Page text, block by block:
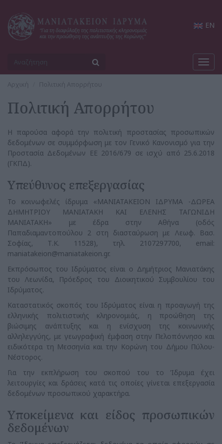
EN
Αρχική Πολιτική Απορρήτου
Πολιτική Απορρήτου
H παρούσα αφορά την πολιτική προστασίας προσωπικών
δεδομένων σε συμμόρφωση με τον Γενικό Κανονισμό για την
Προστασία Δεδομένων ΕΕ 2016/679 σε ισχύ από 25.6.2018
(ΓΚΠΔ).
Υπεύθυνος επεξεργασίας
Το κοινωφελές ίδρυμα «ΜΑΝΙΑΤΑΚΕΙΟΝ ΙΔΡΥΜΑ -ΔΩΡΕΑ
ΔΗΜΗΤΡΙΟΥ ΜΑΝΙΑΤΑΚΗ ΚΑΙ ΕΛΕΝΗΣ ΤΑΓΩΝΙΔΗ
ΜΑΝΙΑΤΑΚΗ» με έδρα στην Αθήνα (οδός
Παπαδιαμαντοπούλου 2 στη διασταύρωση με Λεωφ. Βασ.
Σοφίας, Τ.Κ. 11528), τηλ. 2107297700, email:
maniatakeion@maniatakeion.gr.
Εκπρόσωπος του Ιδρύματος είναι ο Δημήτριος Μανιατάκης
του Λεωνίδα, Πρόεδρος του Διοικητικού Συμβουλίου του
Ιδρύματος.
Καταστατικός σκοπός του Ιδρύματος είναι η προαγωγή της
ελληνικής πολιτιστικής κληρονομιάς, η προώθηση της
βιώσιμης ανάπτυξης και η ενίσχυση της κοινωνικής
αλληλεγγύης, με γεωγραφική έμφαση στην Πελοπόννησο και
ειδικότερα τη Μεσσηνία και την Κορώνη του Δήμου Πύλου-
Νέστορος.
Για την εκπλήρωση του σκοπού του το Ίδρυμα έχει
λειτουργίες και δράσεις κατά τις οποίες γίνεται επεξεργασία
δεδομένων προσωπικού χαρακτήρα.
Υποκείμενα και είδος προσωπικών
δεδομένων